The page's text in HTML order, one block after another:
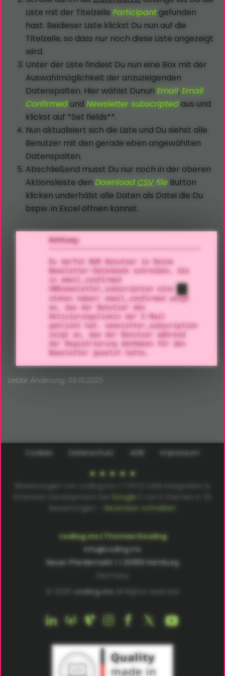
Liste mit der TitelzeileParticipantgefunden
hast. Beidieser Liste klickst Du nun auf die
Titelzeile, so dass nur noch diese Liste angezeigt
wird.
Unter der Liste findest Du nun eine Box mit der
Auswahlmöglichkeit der anzuzeigenden
Datenspalten. Hier wählst DununEmail,Email
ConfirmedundNewsletter subscripted aus und
klickst auf *Set fields**.
Nun aktualisiert sich die Liste und Du siehst alle
Benutzer mit den gerade eben angewählten
Datenspalten.
Abschließend musst Du nur noch in der oberen
Aktionsleiste denDownloadCSVfile Button
klicken underhälst alle Daten als Datei die Du
bspw. in Excel öffnen kannst.
Achtung:
Du darfst NUR Benutzer in Deine
Newsletter-Datenbank schreiben, die
in email_confirmed
UNDnewsletter_subscription eine 1
stehen haben! email_confirmed zeigt
an, das der Benutzer den
Aktivierungslinkin der E-Mail
geklickt hat. newsletter_subscription
zeigt an, das der Benutzer während
der Registrierung denHaken für den
Newsletter gesetzt hatte.
Letzte Änderung: 06.10.2025
coding.ms | Thomas Deuling
info@coding.ms
Neuer Pferdemarkt 1 | 20359 Hamburg
coding.ms
Cookies Datenschutz AGB Impressum
Bewertungen von coding.ms | TYPO3 CMS Integration &
Google
Bewertungen – Rezension schreiben